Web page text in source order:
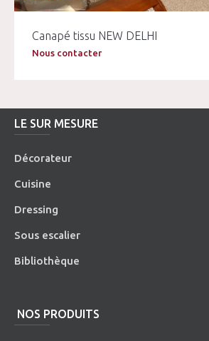
Canapé tissu NEW DELHI
Nous contacter
LE SUR MESURE
Décorateur
Cuisine
Dressing
Sous escalier
Bibliothèque
NOS PRODUITS